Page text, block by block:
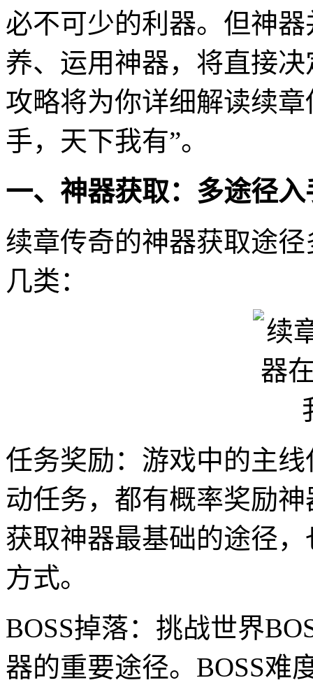
必不可少的利器。但神
养、运用神器，将直接
攻略将为你详细解读续
手，天下我有”。
一、神器获取：多途径
续章传奇的神器获取途
几类：
任务奖励：游戏中的主
动任务，都有概率奖励
获取神器最基础的途径
方式。
BOSS掉落：挑战世界
器的重要途径。BOSS难